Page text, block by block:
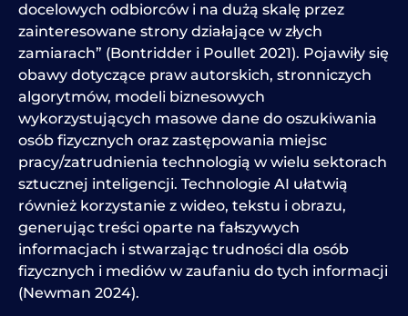
docelowych odbiorców i na dużą skalę przez
zainteresowane strony działające w złych
zamiarach” (Bontridder i Poullet 2021). Pojawiły się
obawy dotyczące praw autorskich, stronniczych
algorytmów, modeli biznesowych
wykorzystujących masowe dane do oszukiwania
osób fizycznych oraz zastępowania miejsc
pracy/zatrudnienia technologią w wielu sektorach
sztucznej inteligencji. Technologie AI ułatwią
również korzystanie z wideo, tekstu i obrazu,
generując treści oparte na fałszywych
informacjach i stwarzając trudności dla osób
fizycznych i mediów w zaufaniu do tych informacji
(Newman 2024).